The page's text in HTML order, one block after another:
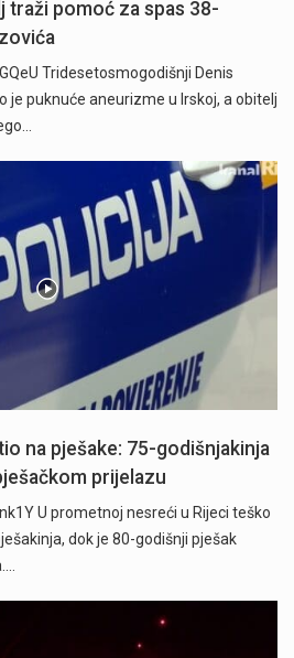
traži pomoć za spas 38-
Tridesetosmogodišnji Denis
je puknuće aneurizme u Irskoj, a obitelj
na pješake: 75-godišnjakinja
prijelazu
U prometnoj nesreći u Rijeci teško
dok je 80-godišnji pješak